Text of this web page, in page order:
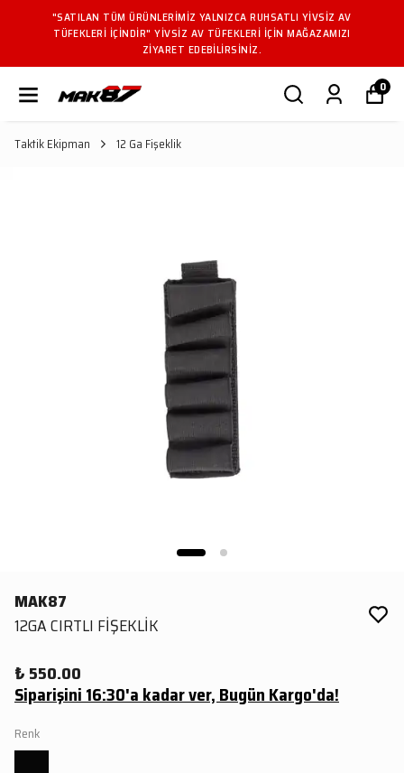
"SATILAN TÜM ÜRÜNLERIMIZ YALNIZCA RUHSATLI YIVSIZ AV
TÜFEKLERI IÇINDIR" YIVSIZ AV TÜFEKLERI IÇIN MAĞAZAMIZI
ZIYARET EDEBILIRSINIZ.
0
Taktik Ekipman 12 Ga Fişeklik
MAK87
12GA CIRTLI FİŞEKLİK
₺ 550.00
Siparişini 16:30'a kadar ver, Bugün Kargo'da!
Renk